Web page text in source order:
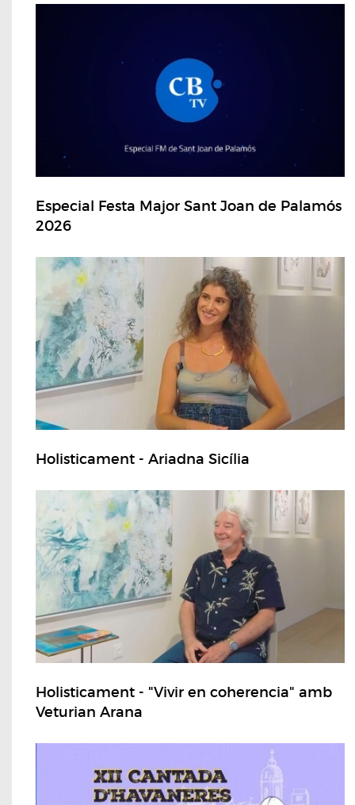
Especial Festa Major Sant Joan de Palamós
2026
Holisticament - Ariadna Sicília
Holisticament - "Vivir en coherencia" amb
Veturian Arana